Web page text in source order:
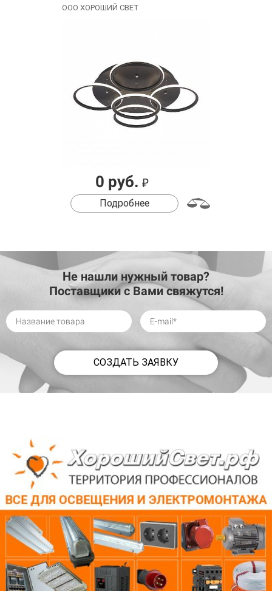
ООО ХОРОШИЙ СВЕТ
0 руб. ₽
Подробнее
Не нашли нужный товар?
Поставщики с Вами свяжутся!
СОЗДАТЬ ЗАЯВКУ